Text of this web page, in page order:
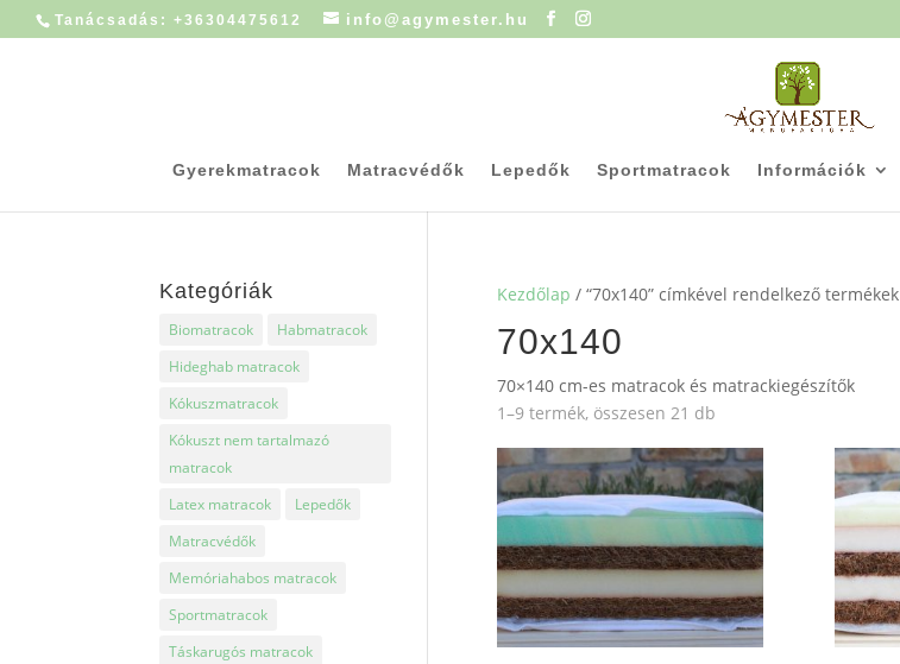
Tanácsadás: +36304475612 info@agymester.hu
Gyerekmatracok Matracvédők Lepedők Sportmatracok Információk
Kezdőlap / “70x140” címkével rendelkező termékek
70x140
70×140 cm-es matracok és matrackiegészítők
1–9 termék, összesen 21 dbSorted
average
rating
Kategóriák
Biomatracok
Habmatracok
Hideghab matracok
Kókuszmatracok
Kókuszt nem tartalmazó
matracok
Latex matracok
Lepedők
Matracvédők
Memóriahabos matracok
Sportmatracok
Táskarugós matracok